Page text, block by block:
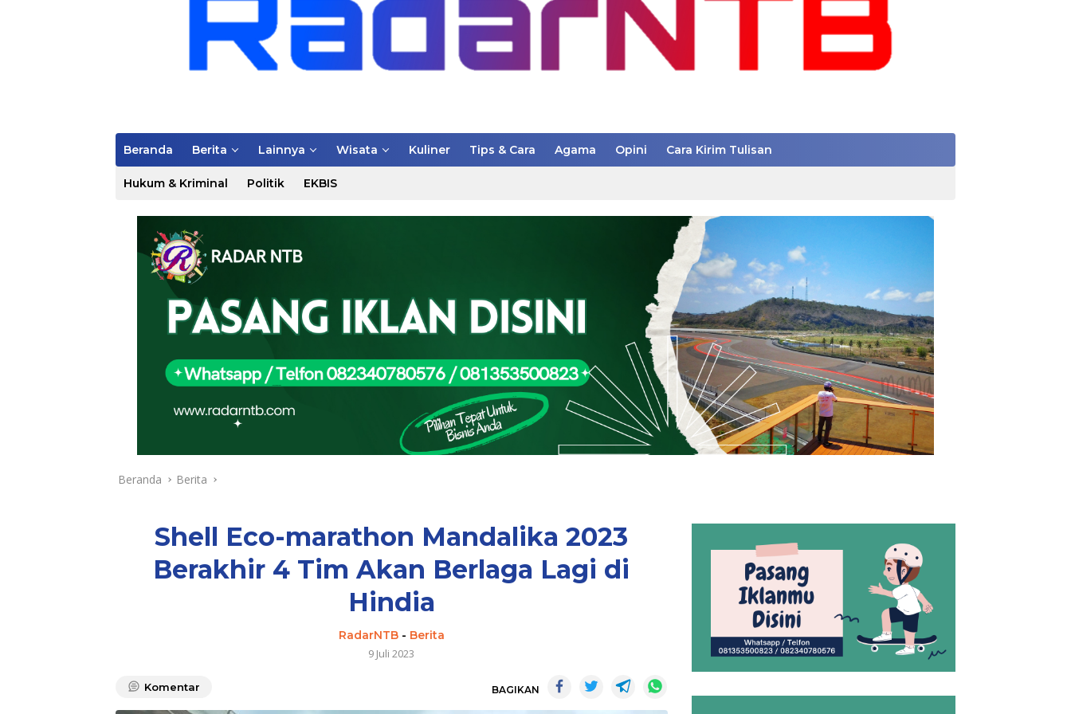
Beranda Berita Lainnya Wisata Kuliner Tips & Cara Agama Opini Cara Kirim Tulisan
Hukum & Kriminal Politik EKBIS
Beranda Berita
Shell Eco-marathon Mandalika 2023
Berakhir 4 Tim Akan Berlaga Lagi di
Hindia
RadarNTB- Berita
9 Juli 2023
Komentar BAGIKAN